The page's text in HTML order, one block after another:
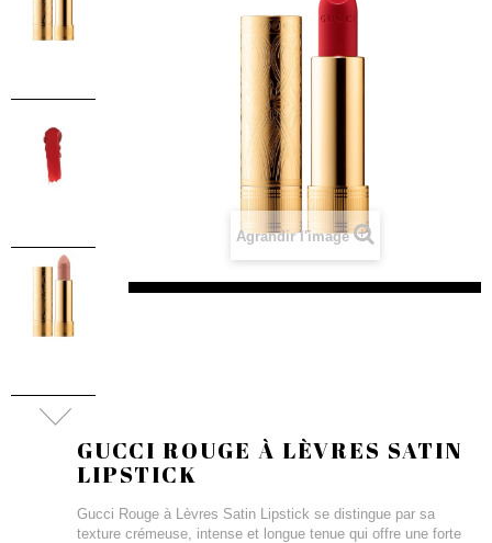
Agrandir l'image
GUCCI ROUGE À LÈVRES SATIN
LIPSTICK
Gucci Rouge à Lèvres Satin Lipstick se distingue par sa
texture crémeuse, intense et longue tenue qui offre une forte